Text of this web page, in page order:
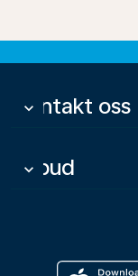
Kontakt oss
keyboard_arrow_down
Tilbud
keyboard_arrow_down